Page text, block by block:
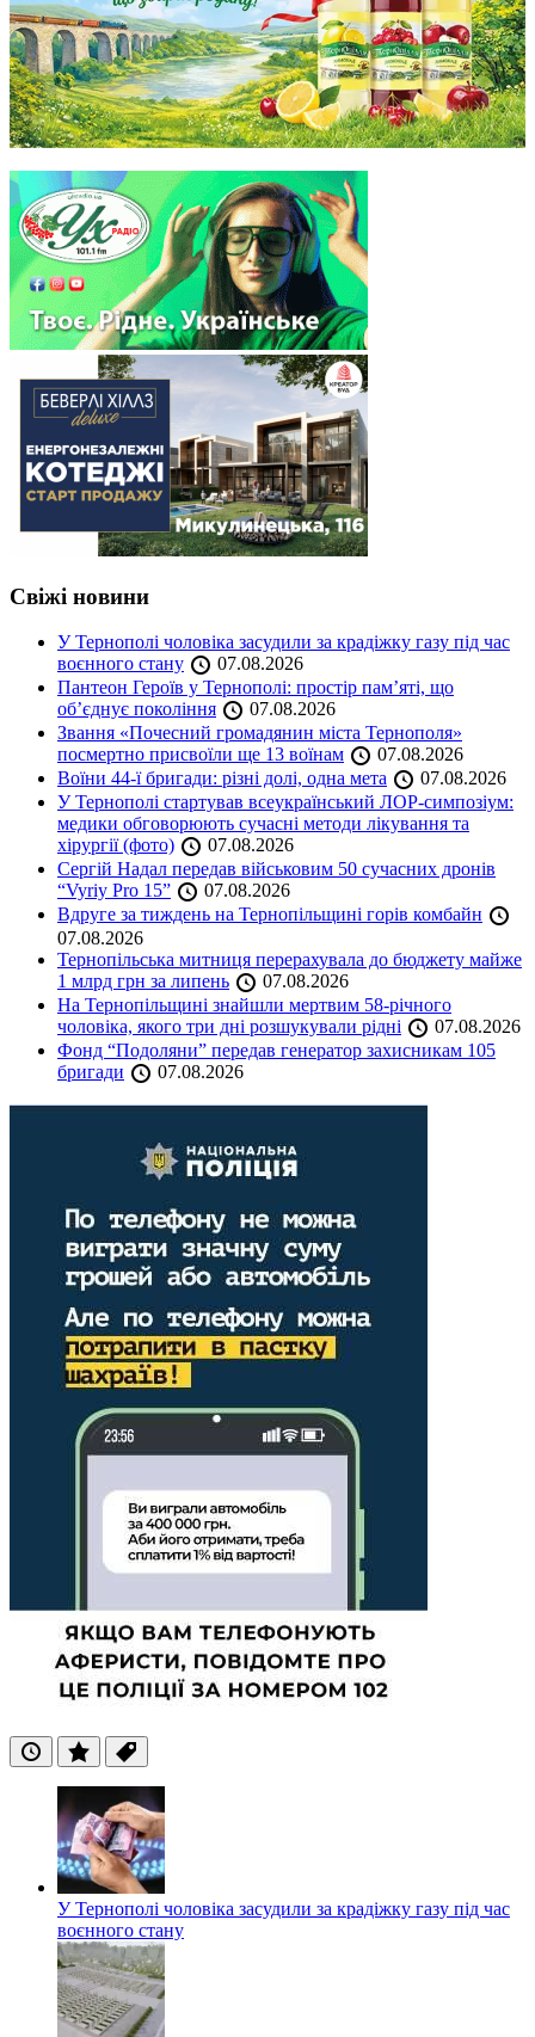
Свіжі новини
У Тернополі чоловіка засудили за крадіжку газу під час
воєнного стану
07.08.2026
Пантеон Героїв у Тернополі: простір пам’яті, що
об’єднує покоління
07.08.2026
Звання «Почесний громадянин міста Тернополя»
посмертно присвоїли ще 13 воїнам
07.08.2026
Воїни 44-ї бригади: різні долі, одна мета
07.08.2026
У Тернополі стартував всеукраїнський ЛОР-симпозіум:
медики обговорюють сучасні методи лікування та
хірургії (фото)
07.08.2026
Сергій Надал передав військовим 50 сучасних дронів
“Vyriy Pro 15”
07.08.2026
Вдруге за тиждень на Тернопільщині горів комбайн
07.08.2026
Тернопільська митниця перерахувала до бюджету майже
1 млрд грн за липень
07.08.2026
На Тернопільщині знайшли мертвим 58-річного
чоловіка, якого три дні розшукували рідні
07.08.2026
Фонд “Подоляни” передав генератор захисникам 105
бригади
07.08.2026
ОстанніПопулярні
Теги
У Тернополі чоловіка засудили за крадіжку газу під час
воєнного стану